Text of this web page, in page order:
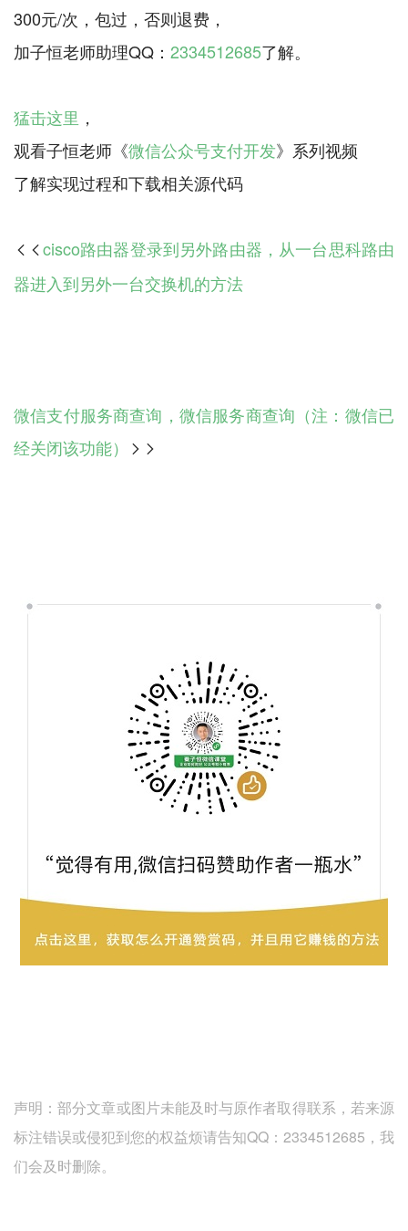
300元/次，包过，否则退费，
加子恒老师助理QQ： 2334512685了解。
猛击这里 ，
观看子恒老师《微信公众号支付开发》系列视频
 cisco路由器登录到另外路由器，从一台思科路由
器进入到另外一台交换机的方法
微信支付服务商查询，微信服务商查询（注：微信已
经关闭该功能）

声明：部分文章或图片未能及时与原作者取得联系，若来源
标注错误或侵犯到您的权益烦请告知QQ：2334512685，我
们会及时删除。